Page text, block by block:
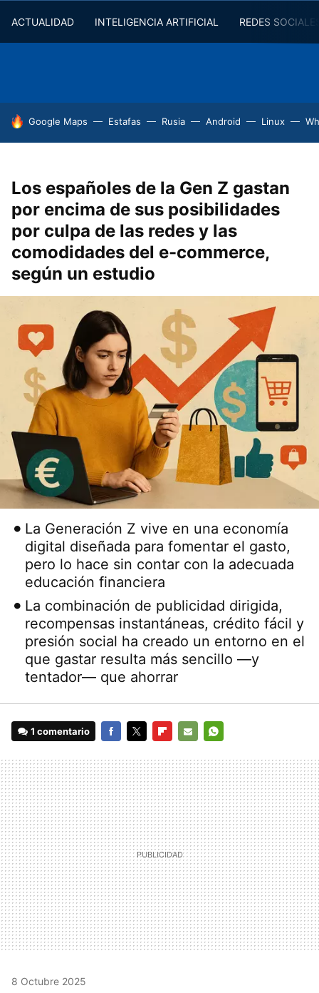
ACTUALIDAD INTELIGENCIA ARTIFICIAL REDES
HOY SE HABLA DE
Google Maps Estafas Rusia Android Linux
Los españoles de la Gen Z gastan
por encima de sus posibilidades
por culpa de las redes y las
comodidades del e-commerce,
según un estudio
La Generación Z vive en una economía
digital diseñada para fomentar el gasto,
pero lo hace sin contar con la adecuada
educación financiera
La combinación de publicidad dirigida,
recompensas instantáneas, crédito fácil y
presión social ha creado un entorno en el
que gastar resulta más sencillo —y
tentador— que ahorrar
1 comentario
MAIL
8 Octubre 2025